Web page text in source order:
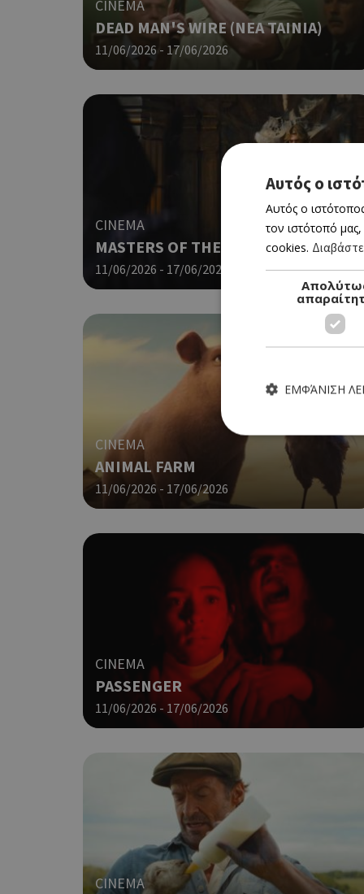
CINEMA
DEAD MAN'S WIRE (ΝΕΑ ΤΑΙΝΙΑ)
11/06/2026 - 17/06/2026
CINEMA
MASTERS OF THE UNIVERSE
11/06/2026 - 17/06/2026
CINEMA
ANIMAL FARM
11/06/2026 - 17/06/2026
CINEMA
PASSENGER
11/06/2026 - 17/06/2026
CINEMA
Αυτός ο
Αυτός ο
τον ιστότοπό
cookies.
ΕΜΦΆΝΙΣΗ
Τα απολύτως
ιστότοπος δεν μπορεί
Ονοματεπώνυμο
PHPSESSID